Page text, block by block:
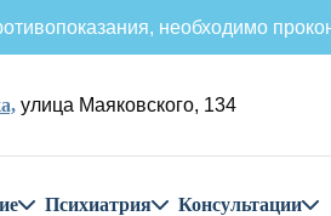
необходимо
улица Маяковского, 134
Психиатрия Консультации